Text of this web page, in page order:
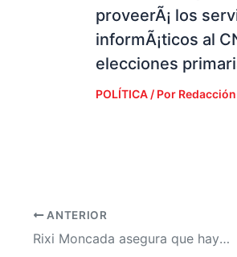
proveerÃ¡ los
informÃ¡ticos al
elecciones
POLÍTICA / Por Redacción
ANTERIOR
Rixi Moncada asegura que hay que tener fe de nuevo en la justicia y en la instalación de la CICIH